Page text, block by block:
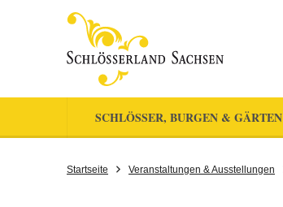
SCHLÖSSER, BURGEN & GÄRTEN
Startseite Veranstaltungen & Ausstellungen